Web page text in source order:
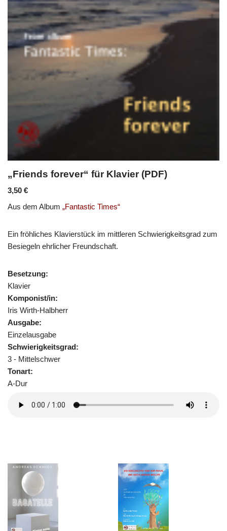
„Friends forever“ für Klavier (PDF)
3,50 €
Aus dem Album „Fantastic Times“
Ein fröhliches Klavierstück im mittleren Schwierigkeitsgrad zum
Besiegeln ehrlicher Freundschaft.
Besetzung:
Klavier
Komponist/in:
Iris Wirth-Halbherr
Ausgabe:
Einzelausgabe
Schwierigkeitsgrad:
3 - Mittelschwer
Tonart:
A-Dur